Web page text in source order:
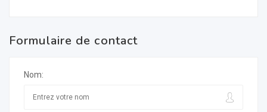
Formulaire de contact
Nom: